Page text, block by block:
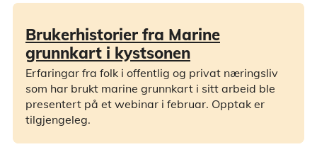
Brukerhistorier fra Marine
grunnkart i kystsonen
Erfaringar fra folk i offentlig og privat næringsliv
som har brukt marine grunnkart i sitt arbeid ble
presentert på et webinar i februar. Opptak er
tilgjengeleg.